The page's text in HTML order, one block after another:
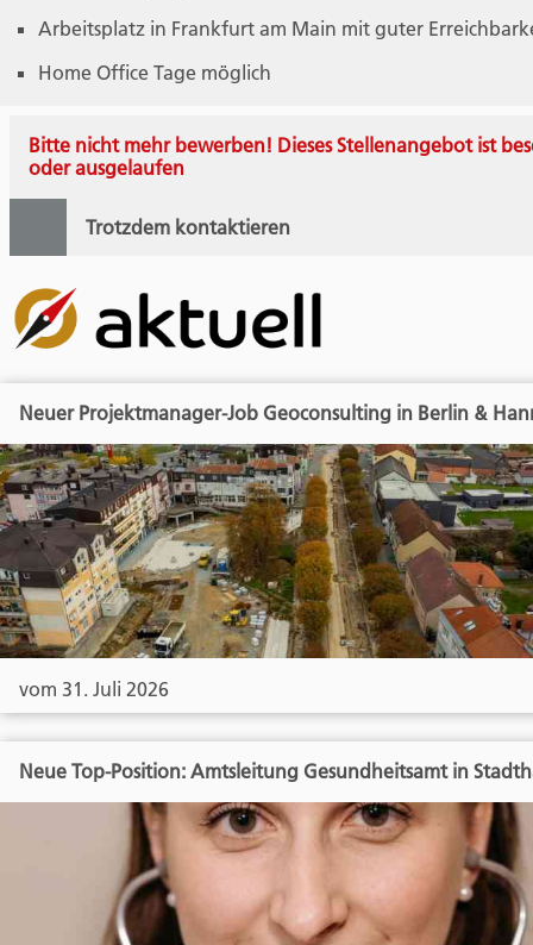
Arbeitsplatz in Frankfurt am Main mit guter
Home Office Tage möglich
Bitte nicht mehr bewerben! Dieses Stellenangebot ist
oder ausgelaufen
Trotzdem kontaktieren
Neuer Projektmanager-Job Geoconsulting in Berlin &
vom 31. Juli 2026
Neue Top-Position: Amtsleitung Gesundheitsamt in